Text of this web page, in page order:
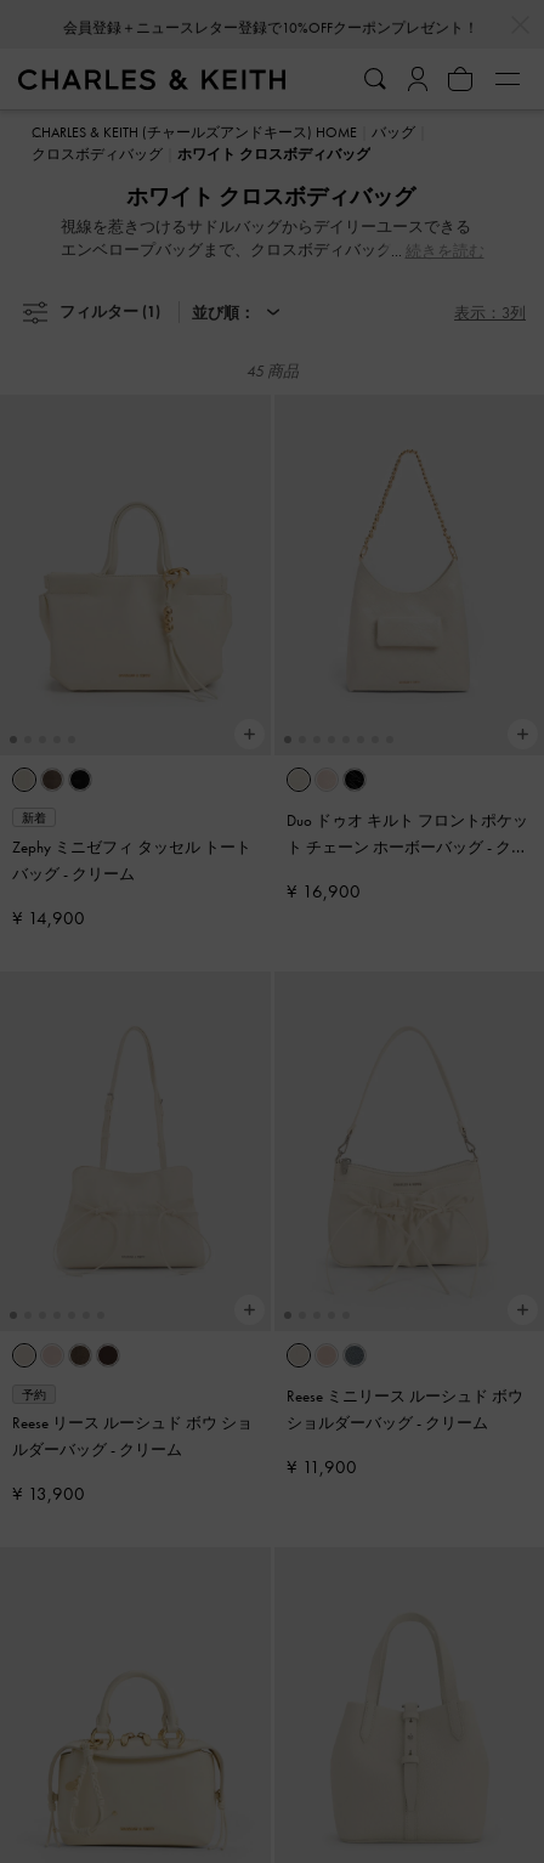
会員登録＋ニュースレター登録で10%OFFクーポンプレゼント！
会員登録＋ニュースレター登録で10%OFFクーポンプレゼント！
CHARLES & KEITH (チャールズアンドキース) HOME
バッグ
クロスボディバッグ
ホワイト クロスボディバッグ
ホワイト クロスボディバッグ
視線を惹きつけるサドルバッグからデイリーユースできる
エンベロープバッグまで、クロスボディバッグコレクショ
分けることで、シーンに合わせた多彩なスタイリングを楽
ろんロングストラップで斜め掛けにして両手を自由に。デ
続きを読む
フィルター (1) 並び順： 表示：3列
45 商品
新着
Zephy ミニゼフィ タッセル トート
バッグ- クリーム
¥ 14,900
Duo ドゥオ キルト フロントポケッ
ト チェーン ホーボーバッグ- クリ
¥ 16,900
予約
Reese リース ルーシュド ボウ ショ
ルダーバッグ- クリーム
¥ 13,900
Reese ミニリース ルーシュド ボウ
ショルダーバッグ- クリーム
¥ 11,900